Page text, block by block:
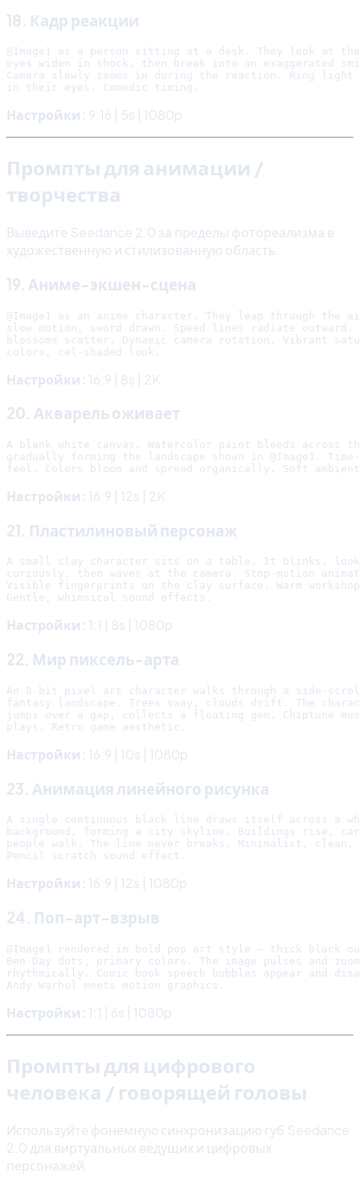
18. Кадр реакции
@Image1 as a person sitting at a desk. They look at
eyes widen in shock, then break into an exaggerated
Camera slowly zooms in during the reaction. Ring
Настройки: 9:16 | 5s | 1080p
Промпты для анимации /
творчества
Выведите Seedance 2.0 за пределы фотореализма в
художественную и стилизованную область.
19. Аниме-экшен-сцена
@Image1 as an anime character. They leap through the
slow motion, sword drawn. Speed lines radiate outward.
blossoms scatter. Dynamic camera rotation. Vibrant
Настройки: 16:9 | 8s | 2K
20. Акварель оживает
A blank white canvas. Watercolor paint bleeds across
gradually forming the landscape shown in @Image1.
Настройки: 16:9 | 12s | 2K
21. Пластилиновый персонаж
A small clay character sits on a table. It blinks,
curiously, then waves at the camera. Stop-motion
Visible fingerprints on the clay surface. Warm
Настройки: 1:1 | 8s | 1080p
22. Мир пиксель-арта
An 8-bit pixel art character walks through a side-
fantasy landscape. Trees sway, clouds drift. The
jumps over a gap, collects a floating gem. Chiptune
Настройки: 16:9 | 10s | 1080p
23. Анимация линейного рисунка
A single continuous black line draws itself across a
background, forming a city skyline. Buildings rise,
people walk. The line never breaks. Minimalist, clean,
Настройки: 16:9 | 12s | 1080p
24. Поп-арт-взрыв
@Image1 rendered in bold pop art style — thick black
Ben-Day dots, primary colors. The image pulses and
rhythmically. Comic book speech bubbles appear and
Настройки: 1:1 | 6s | 1080p
Промпты для цифрового
человека / говорящей головы
Используйте фонемную синхронизацию губ Seedance
2.0 для виртуальных ведущих и цифровых
персонажей.